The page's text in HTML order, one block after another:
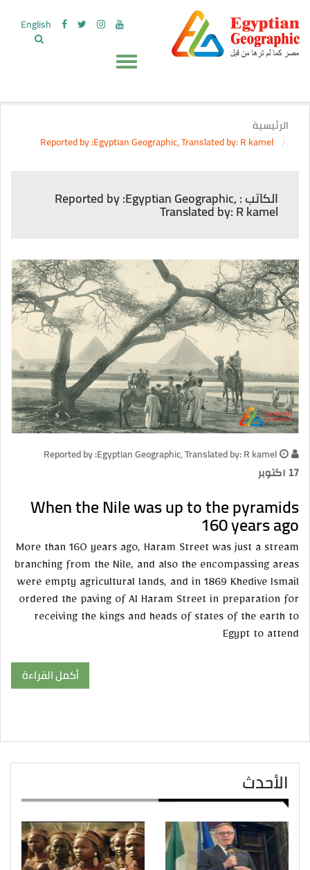
English
الرئيسية
الكاتب : Reported by :Egyptian Geographic,
Translated by: R kamel
Reported by :Egyptian Geographic, Translated by: R kamel
17 اكتوبر
When the Nile was up to the pyramids
160 years ago
More than 160 years ago, Haram Street was just a stream
branching from the Nile, and also the encompassing areas
were empty agricultural lands, and in 1869 Khedive Ismail
ordered the paving of Al Haram Street in preparation for
receiving the kings and heads of states of the earth to
Egypt to attend
أكمل القراءة
الأحدث